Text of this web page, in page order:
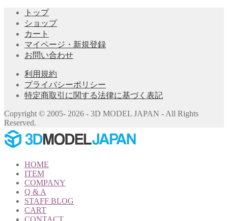
トップ
ショップ
カート
マイページ・新規登録
お問い合わせ
利用規約
プライバシーポリシー
特定商取引に関する法律に基づく表記
Copyright © 2005- 2026 - 3D MODEL JAPAN - All Rights
Reserved.
HOME
ITEM
COMPANY
Q & A
STAFF BLOG
CART
CONTACT